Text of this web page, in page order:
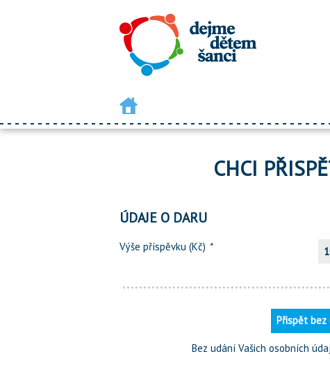
CHCI
ÚDAJE O DARU
Výše příspěvku (Kč) *
Přispět
Bez udání Vašich osobních